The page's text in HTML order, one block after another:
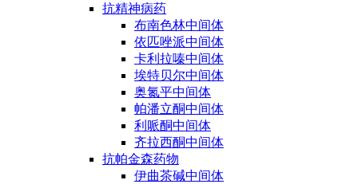
抗精神病药
布南色林中间体
依匹唑派中间体
卡利拉嗪中间体
埃特贝尔中间体
奥氮平中间体
帕潘立酮中间体
利哌酮中间体
齐拉西酮中间体
抗帕金森药物
伊曲茶碱中间体